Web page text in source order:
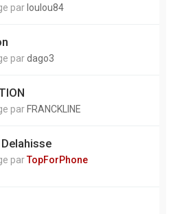
parloulou84
pardago3
parFRANCKLINE
parTopForPhone